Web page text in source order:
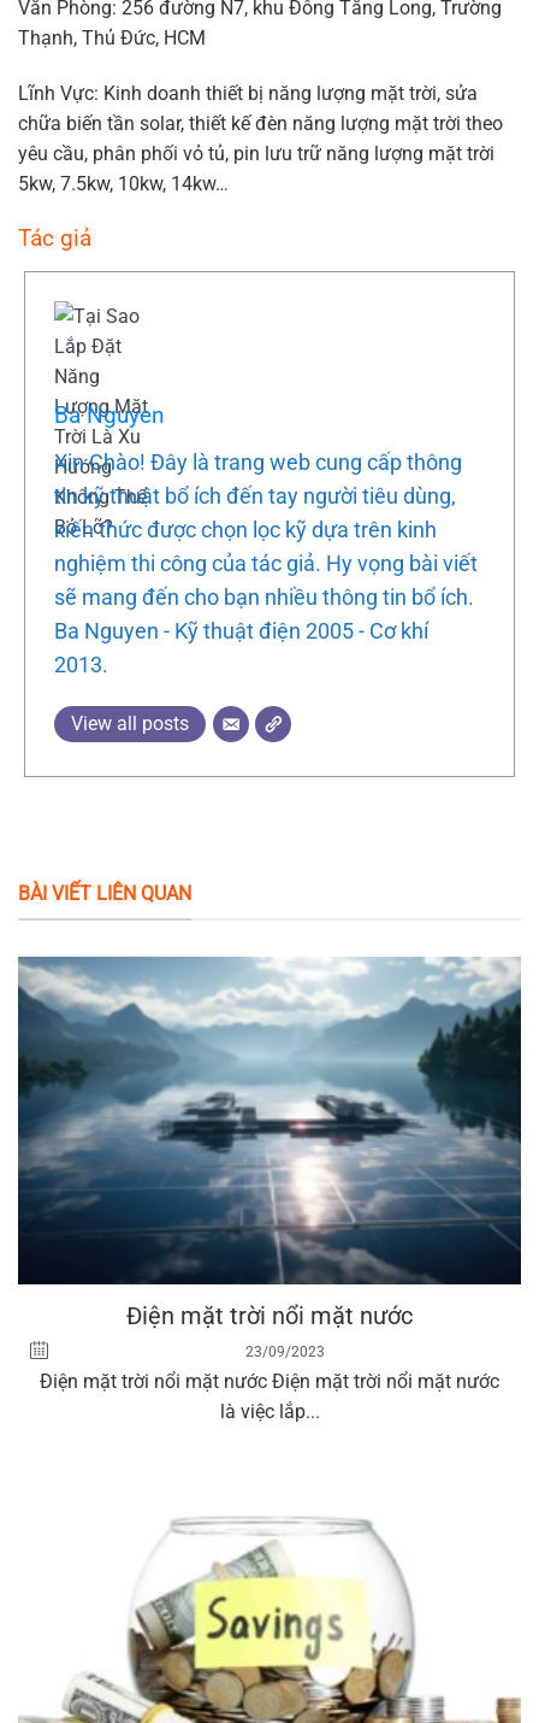
Văn Phòng: 256 đường N7, khu Đông Tăng Long, Trường
Thạnh, Thủ Đức, HCM
Lĩnh Vực: Kinh doanh thiết bị năng lượng mặt trời, sửa
chữa biến tần solar, thiết kế đèn năng lượng mặt trời theo
yêu cầu, phân phối vỏ tủ, pin lưu trữ năng lượng mặt trời
5kw, 7.5kw, 10kw, 14kw…
Tác giả
Ba Nguyen
Xin Chào! Đây là trang web cung cấp thông
tin kỹ thuật bổ ích đến tay người tiêu dùng,
kiến thức được chọn lọc kỹ dựa trên kinh
nghiệm thi công của tác giả. Hy vọng bài viết
sẽ mang đến cho bạn nhiều thông tin bổ ích.
Ba Nguyen - Kỹ thuật điện 2005 - Cơ khí
2013.
View all posts
BÀI VIẾT LIÊN QUAN
Điện mặt trời nổi mặt nước
23/09/2023
Điện mặt trời nổi mặt nước Điện mặt trời nổi mặt nước
là việc lắp...